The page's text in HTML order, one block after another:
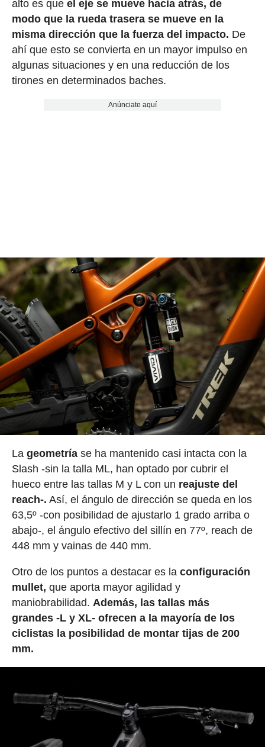
alto es queel eje se mueve hacia atrás, de
modo que la rueda trasera se mueve en la
misma dirección que la fuerza del impacto. De
ahí que esto se convierta en un mayor impulso en
algunas situaciones y en una reducción de los
tirones en determinados baches.
Anúnciate aquí
La geometríase ha mantenido casi intacta con la
Slash -sin la talla ML, han optado por cubrir el
hueco entre las tallas M y L con un reajuste del
reach-. Así, el ángulo de dirección se queda en los
63,5º -con posibilidad de ajustarlo 1 grado arriba o
abajo-, el ángulo efectivo del sillín en 77º, reach de
448 mm y vainas de 440 mm.
Otro de los puntos a destacar es la configuración
mullet, que aporta mayor agilidad y
maniobrabilidad. Además, las tallas más
grandes -L y XL- ofrecen a la mayoría de los
ciclistas la posibilidad de montar tijas de 200
mm.